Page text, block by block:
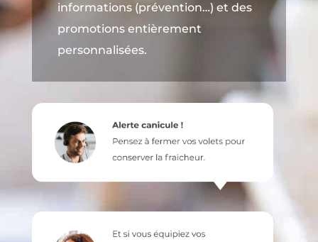
informations (prévention…) et des
promotions entièrement
personnalisées.